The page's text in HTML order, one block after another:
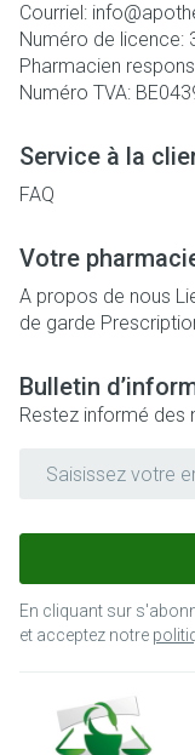
Courriel: info@
Numéro de licence:
Pharmacien
Numéro TVA:
Service à la
FAQ
Votre
A propos de nous
de garde
Bulletin
Restez informé des
En cliquant sur
et acceptez notre